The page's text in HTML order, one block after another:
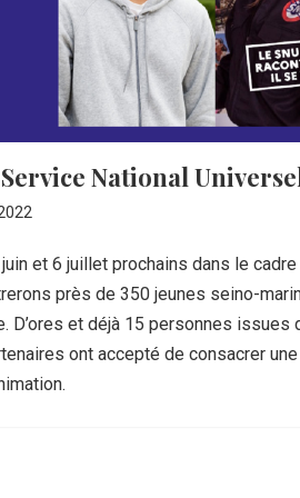
Service National
et 6 juillet prochains dans le cadre
près de 350 jeunes seino-
D’ores et déjà 15 personnes
ont accepté de consacrer